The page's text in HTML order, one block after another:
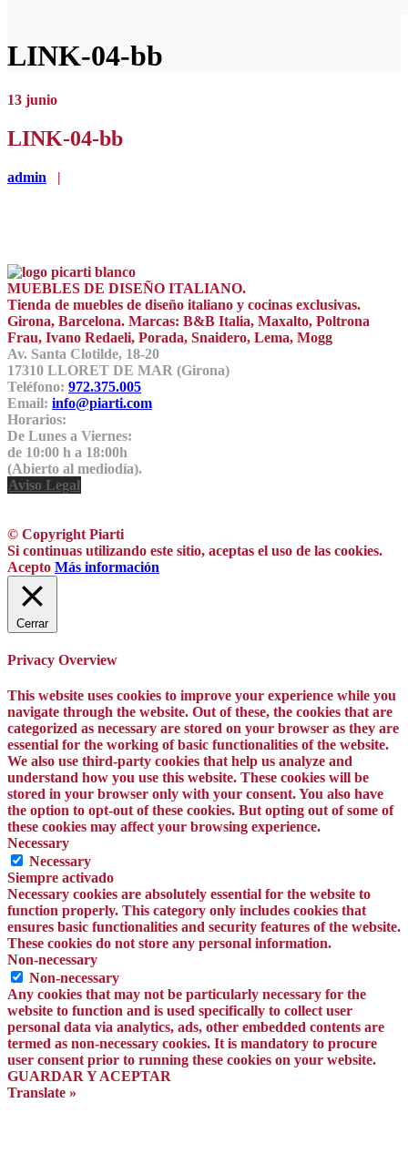
LINK-04-bb
13 junio
LINK-04-bb
admin |
MUEBLES DE DISEÑO ITALIANO.
Tienda de muebles de diseño italiano y cocinas exclusivas.
Girona, Barcelona. Marcas: B&B Italia, Maxalto, Poltrona
Frau, Ivano Redaeli, Porada, Snaidero, Lema, Mogg
Av. Santa Clotilde, 18-20
17310 LLORET DE MAR (Girona)
Teléfono: 972.375.005
Email: info@piarti.com
Horarios:
De Lunes a Viernes:
de 10:00 h a 18:00h
(Abierto al mediodía).
Aviso Legal
© Copyright Piarti
Si continuas utilizando este sitio, aceptas el uso de las cookies.
Acepto Más información
Cerrar
Privacy Overview
This website uses cookies to improve your experience while you
navigate through the website. Out of these, the cookies that are
categorized as necessary are stored on your browser as they are
essential for the working of basic functionalities of the website.
We also use third-party cookies that help us analyze and
understand how you use this website. These cookies will be
stored in your browser only with your consent. You also have
the option to opt-out of these cookies. But opting out of some of
these cookies may affect your browsing experience.
Necessary
Necessary
Siempre activado
Necessary cookies are absolutely essential for the website to
function properly. This category only includes cookies that
ensures basic functionalities and security features of the website.
These cookies do not store any personal information.
Non-necessary
Non-necessary
Any cookies that may not be particularly necessary for the
website to function and is used specifically to collect user
personal data via analytics, ads, other embedded contents are
termed as non-necessary cookies. It is mandatory to procure
user consent prior to running these cookies on your website.
GUARDAR Y ACEPTAR
Translate »